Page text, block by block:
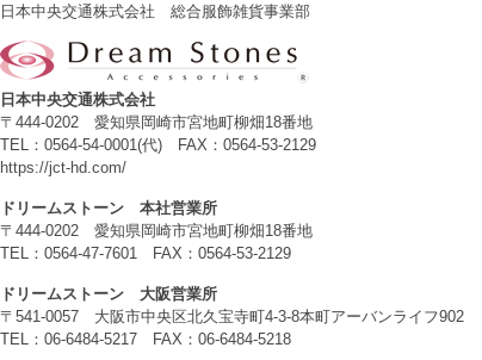
日本中央交通株式会社 総合服飾雑貨事業部
日本中央交通株式会社
〒444-0202 愛知県岡崎市宮地町柳畑18番地
TEL：0564-54-0001(代) FAX：0564-53-2129
https://jct-hd.com/
ドリームストーン 本社営業所
〒444-0202 愛知県岡崎市宮地町柳畑18番地
TEL：0564-47-7601 FAX：0564-53-2129
ドリームストーン 大阪営業所
〒541-0057 大阪市中央区北久宝寺町4-3-8本町アーバンライフ902
TEL：06-6484-5217 FAX：06-6484-5218